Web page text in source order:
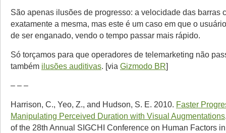
São apenas ilusões de progresso: a velocidade das barras
exatamente a mesma, mas este é um caso em que o
de ser enganado, vendo o tempo passar mais rápido.
Só torçamos para que operadores de telemarketing não
também ilusões auditivas. [via Gizmodo BR]
– – –
Harrison, C., Yeo, Z., and Hudson, S. E. 2010. Faster
Manipulating Perceived Duration with Visual Augmentations
of the 28th Annual SIGCHI Conference on Human Factors